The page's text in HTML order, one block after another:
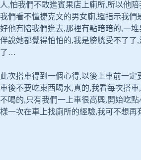
人,怕我們不敢進賓果店上廁所,所以他
我們看不懂捷克文的男女廁,還指示我們
好他有陪我們進去,那裡有點暗暗的,一
伴說她都覺得怕怕的,我是膀胱受不了了
了…
此次搭車得到一個心得,以後上車前一定
車後不要吃東西喝水,真的,我看每次搭
不喝的,只有我們一上車很高興,開始吃
樣一次在車上找廁所的經驗,我可不想再